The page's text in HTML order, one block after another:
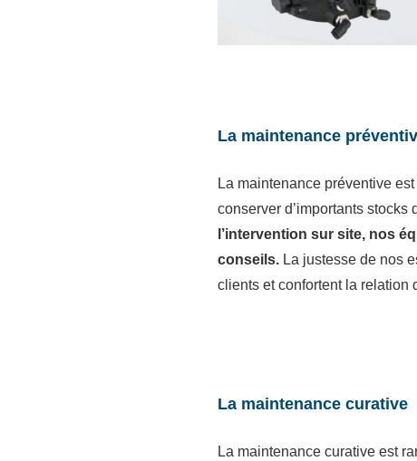
La maintenance
La maintenance préventive
conserver d’importants stocks
l’intervention sur site, nos
conseils. La justesse de nos
clients et confortent la relation
La maintenance curative
La maintenance curative est